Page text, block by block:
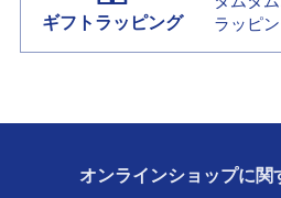
ギフトラッピング
ラッピ
オンラインショップに関